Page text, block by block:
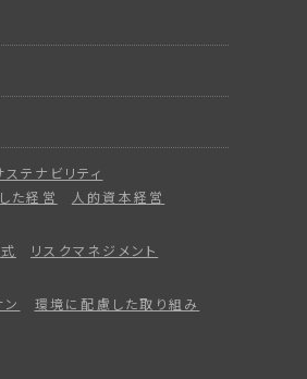
ステナビリティ
た経営
人的資本経営
リスクマネジメント
環境に配慮した取り組み